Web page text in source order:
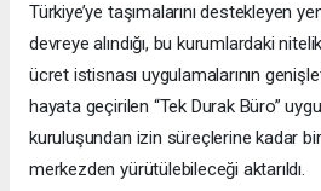
Türkiye’ye taşımalarını destekleyen
devreye alındığı, bu kurumlardaki
ücret istisnası uygulamalarının
hayata geçirilen “Tek Durak Büro”
kuruluşundan izin süreçlerine kadar
merkezden yürütülebileceği aktarıldı.